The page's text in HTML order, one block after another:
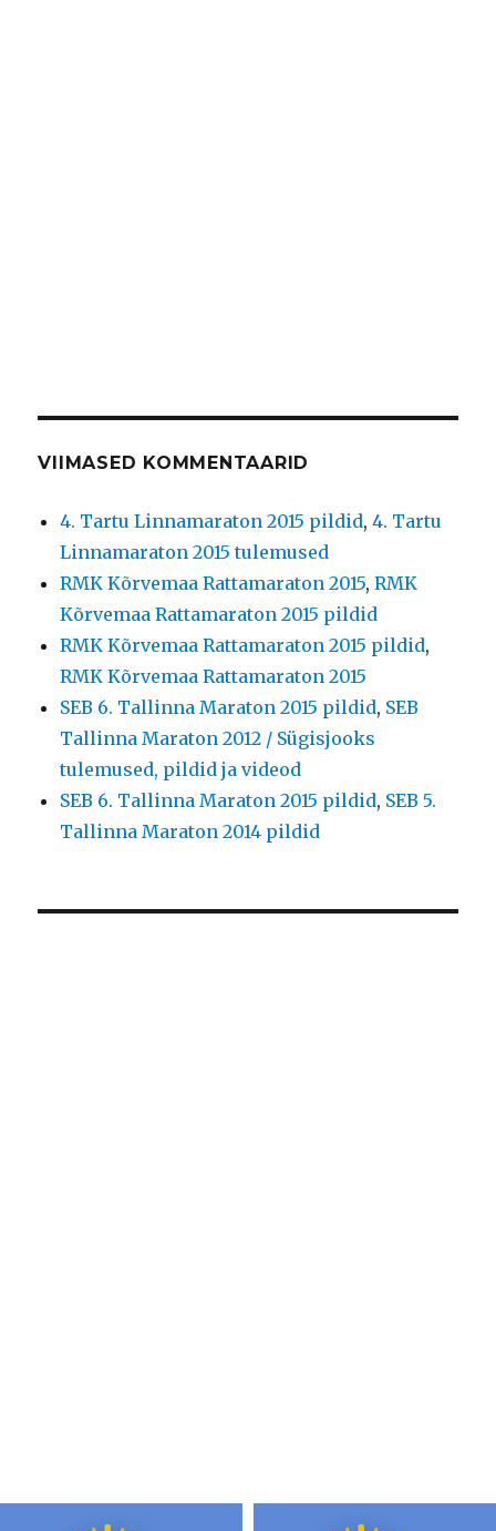
VIIMASED KOMMENTAARID
4. Tartu Linnamaraton 2015 pildid,4. Tartu
Linnamaraton 2015 tulemused
RMK Kõrvemaa Rattamaraton 2015,RMK
Kõrvemaa Rattamaraton 2015 pildid
RMK Kõrvemaa Rattamaraton 2015 pildid,
RMK Kõrvemaa Rattamaraton 2015
SEB 6. Tallinna Maraton 2015 pildid, SEB
Tallinna Maraton 2012 / Sügisjooks
tulemused, pildid ja videod
SEB 6. Tallinna Maraton 2015 pildid, SEB 5.
Tallinna Maraton 2014 pildid